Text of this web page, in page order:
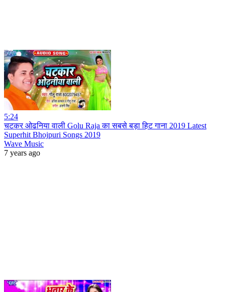
5:24
चटकर ओढनिया वाली Golu Raja का सबसे बड़ा हिट गाना 2019 Latest
Superhit Bhojpuri Songs 2019
Wave Music
7 years ago